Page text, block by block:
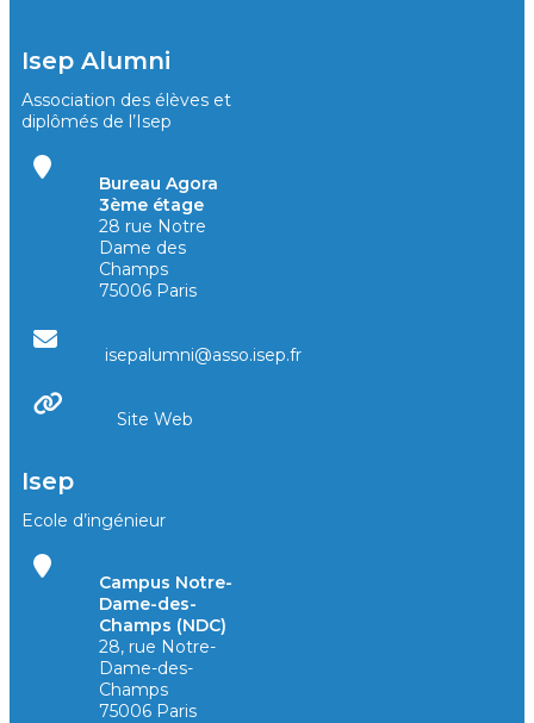
Isep Alumni
Association des élèves et
diplômés de l’Isep
Bureau Agora
3ème étage
28 rue Notre
Dame des
Champs
75006 Paris
isepalumni@asso.isep.fr
Site Web
Isep
Ecole d’ingénieur
Campus Notre-
Dame-des-
Champs (NDC)
28, rue Notre-
Dame-des-
Champs
75006 Paris